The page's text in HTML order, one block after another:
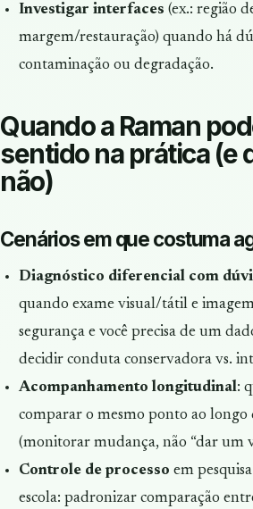
Investigar interfaces (ex.: região
margem/restauração) quando há
contaminação ou degradação.
Quando a Raman
sentido na prática (e
não)
Cenários em que costuma
Diagnóstico diferencial com
quando exame visual/tátil e
segurança e você precisa de um
decidir conduta conservadora vs.
Acompanhamento longitudinal:
comparar o mesmo ponto ao longo
(monitorar mudança, não “dar um
Controle de processo em
escola: padronizar comparação